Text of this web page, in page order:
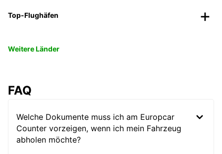
Top-Flughäfen
Weitere Länder
FAQ
Welche Dokumente muss ich am Europcar
Counter vorzeigen, wenn ich mein Fahrzeug
abholen möchte?